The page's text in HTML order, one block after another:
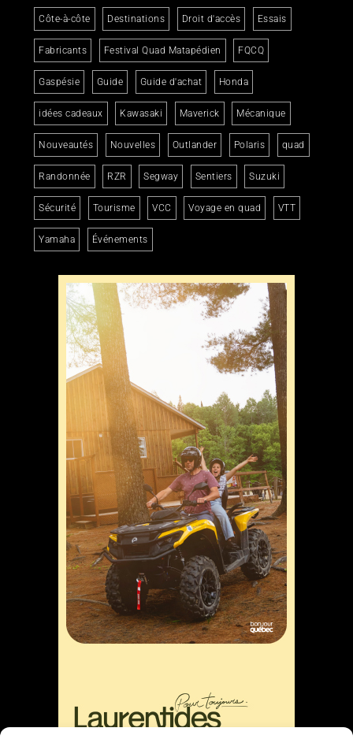
Côte-à-côte Destinations Droit d'accès Essais
Fabricants Festival Quad Matapédien FQCQ
Gaspésie Guide Guide d'achat Honda
idées cadeaux Kawasaki Maverick Mécanique
Nouveautés Nouvelles Outlander Polaris quad
Randonnée RZR Segway Sentiers Suzuki
Sécurité Tourisme VCC Voyage en quad VTT
Yamaha Événements